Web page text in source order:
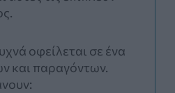
οφείλεται σε ένα
και παραγόντων.